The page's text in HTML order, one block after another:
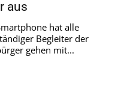
aus
hat alle
Begleiter der
gehen mit...